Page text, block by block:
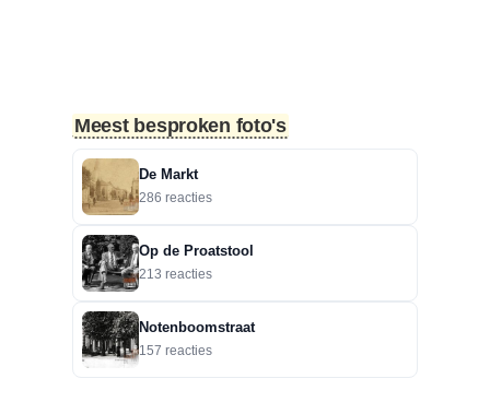
alleen binnen de grachte.”
5-8-2026
Zoekplaatjes uit Grolle: Brievenbus.
“Een gokje . Lichtenvoorseweg
90”
4-8-2026
Hoek Matthijs van Dulkenstraat en
Bisschop Philip Roveniusstraat
“Martie dank voor je
Meest besproken foto's
De Markt
286 reacties
Op de Proatstool
213 reacties
Notenboomstraat
157 reacties